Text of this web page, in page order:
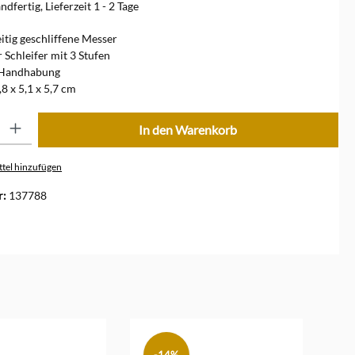
Lieferzeit 1 - 2 Tage
geschliffene Messer
Schleifer mit 3 Stufen
x 5,1 x 5,7 cm
In den Warenkorb
hinzufügen
137788